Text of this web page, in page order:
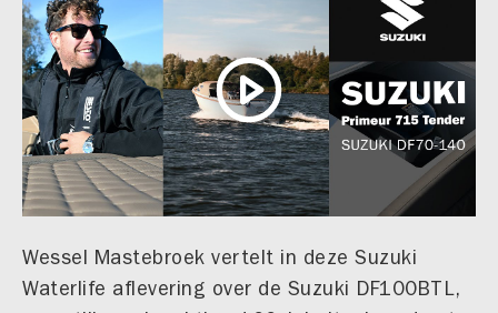
Wessel Mastebroek vertelt in deze Suzuki
Waterlife aflevering over de Suzuki DF100BTL,